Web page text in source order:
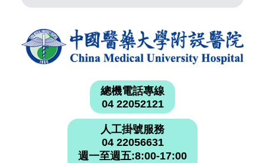
總機電話專線
04 22052121
人工掛號服務
04 22056631
週一至週五:8:00-17:00